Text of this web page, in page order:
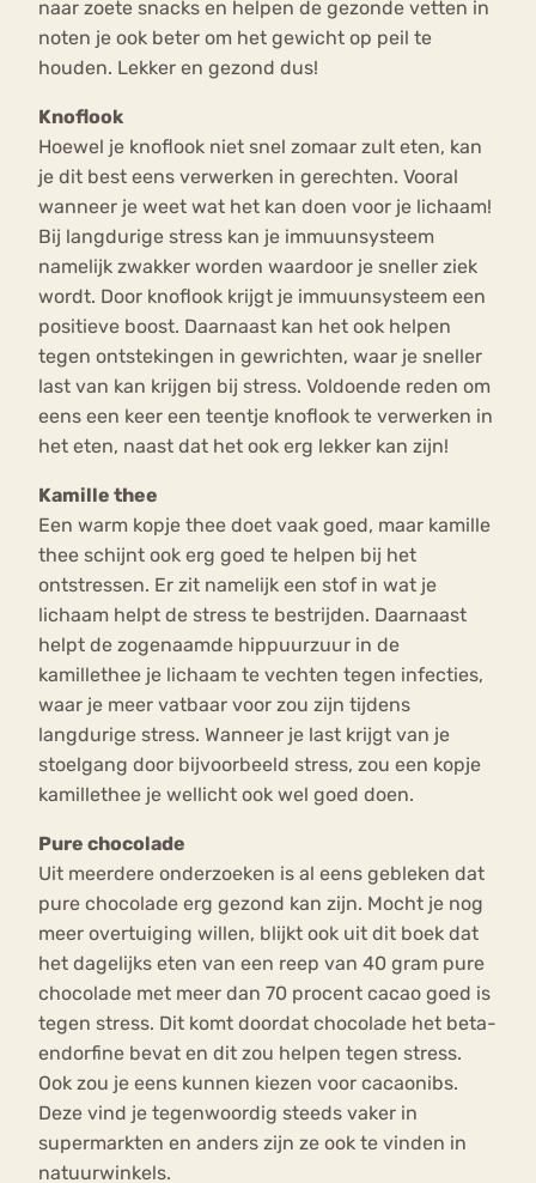
naar zoete snacks en helpen de gezonde vetten in
noten je ook beter om het gewicht op peil te
houden. Lekker en gezond dus!
Knoflook
Hoewel je knoflook niet snel zomaar zult eten, kan
je dit best eens verwerken in gerechten. Vooral
wanneer je weet wat het kan doen voor je lichaam!
Bij langdurige stress kan je immuunsysteem
namelijk zwakker worden waardoor je sneller ziek
wordt. Door knoflook krijgt je immuunsysteem een
positieve boost. Daarnaast kan het ook helpen
tegen ontstekingen in gewrichten, waar je sneller
last van kan krijgen bij stress. Voldoende reden om
eens een keer een teentje knoflook te verwerken in
het eten, naast dat het ook erg lekker kan zijn!
Kamille thee
Een warm kopje thee doet vaak goed, maar kamille
thee schijnt ook erg goed te helpen bij het
ontstressen. Er zit namelijk een stof in wat je
lichaam helpt de stress te bestrijden. Daarnaast
helpt de zogenaamde hippuurzuur in de
kamillethee je lichaam te vechten tegen infecties,
waar je meer vatbaar voor zou zijn tijdens
langdurige stress. Wanneer je last krijgt van je
stoelgang door bijvoorbeeld stress, zou een kopje
kamillethee je wellicht ook wel goed doen.
Pure chocolade
Uit meerdere onderzoeken is al eens gebleken dat
pure chocolade erg gezond kan zijn. Mocht je nog
meer overtuiging willen, blijkt ook uit dit boek dat
het dagelijks eten van een reep van 40 gram pure
chocolade met meer dan 70 procent cacao goed is
tegen stress. Dit komt doordat chocolade het beta-
endorfine bevat en dit zou helpen tegen stress.
Ook zou je eens kunnen kiezen voor cacaonibs.
Deze vind je tegenwoordig steeds vaker in
supermarkten en anders zijn ze ook te vinden in
natuurwinkels.